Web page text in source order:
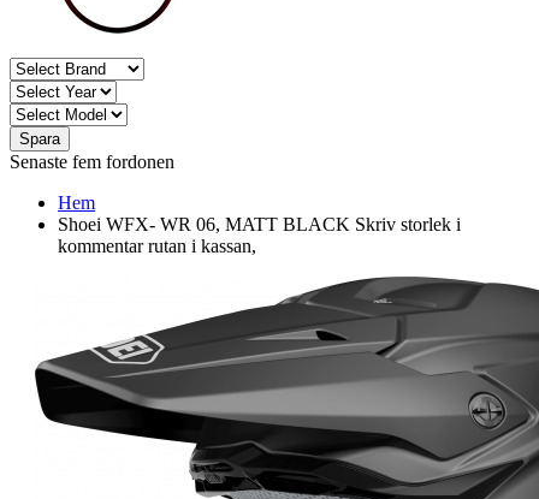
Spara
Senaste fem fordonen
Hem
Shoei WFX- WR 06, MATT BLACK Skriv storlek i
kommentar rutan i kassan,